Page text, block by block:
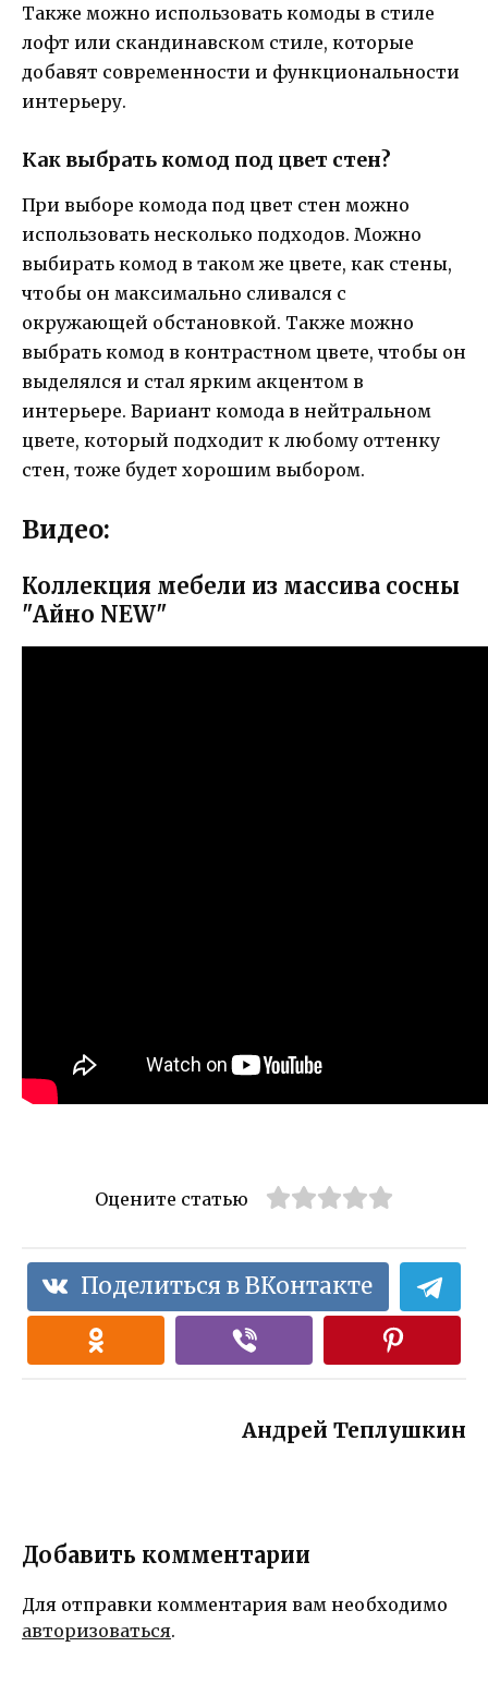
Также можно использовать комоды в стиле
лофт или скандинавском стиле, которые
добавят современности и функциональности
интерьеру.
Как выбрать комод под цвет стен?
При выборе комода под цвет стен можно
использовать несколько подходов. Можно
выбирать комод в таком же цвете, как стены,
чтобы он максимально сливался с
окружающей обстановкой. Также можно
выбрать комод в контрастном цвете, чтобы он
выделялся и стал ярким акцентом в
интерьере. Вариант комода в нейтральном
цвете, который подходит к любому оттенку
стен, тоже будет хорошим выбором.
Видео:
Коллекция мебели из массива сосны
"Айно NEW"
Оцените статью
Поделиться в ВКонтакте
Андрей Теплушкин
Добавить комментарии
Для отправки комментария вам необходимо
авторизоваться.